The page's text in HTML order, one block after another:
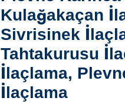
Kulağakaçan
Sivrisinek
Tahtakurusu
İlaçlama,
İlaçlama